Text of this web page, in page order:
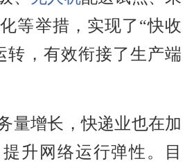
等举措，实现了“快收
转，有效衔接了生产端
量增长，快递业也在加
升网络运行弹性。目